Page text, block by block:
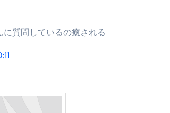
に質問しているの癒される